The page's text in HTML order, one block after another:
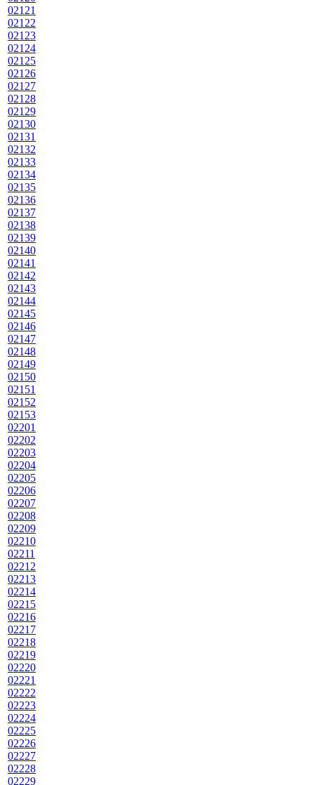
02121
02122
02123
02124
02125
02126
02127
02128
02129
02130
02131
02132
02133
02134
02135
02136
02137
02138
02139
02140
02141
02142
02143
02144
02145
02146
02147
02148
02149
02150
02151
02152
02153
02201
02202
02203
02204
02205
02206
02207
02208
02209
02210
02211
02212
02213
02214
02215
02216
02217
02218
02219
02220
02221
02222
02223
02224
02225
02226
02227
02228
02229